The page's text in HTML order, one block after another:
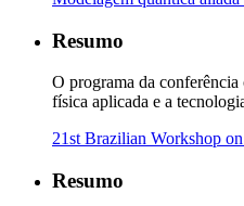
Resumo
O programa da conferência
física aplicada e a
21st Brazilian Workshop
Resumo